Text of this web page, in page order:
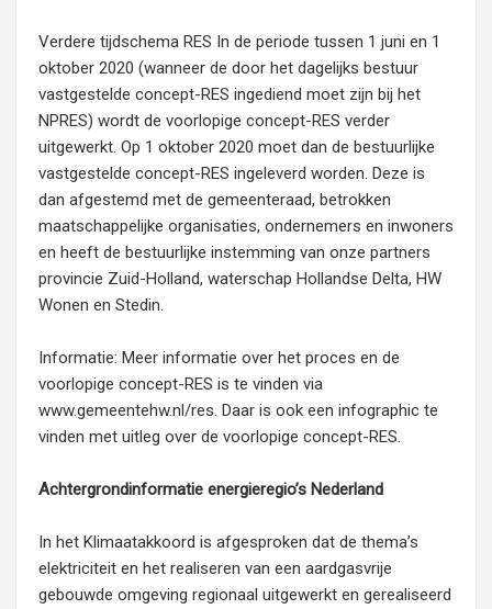
Verdere tijdschema RES In de periode tussen 1 juni en 1
oktober 2020 (wanneer de door het dagelijks bestuur
vastgestelde concept-RES ingediend moet zijn bij het
NPRES) wordt de voorlopige concept-RES verder
uitgewerkt. Op 1 oktober 2020 moet dan de bestuurlijke
vastgestelde concept-RES ingeleverd worden. Deze is
dan afgestemd met de gemeenteraad, betrokken
maatschappelijke organisaties, ondernemers en inwoners
en heeft de bestuurlijke instemming van onze partners
provincie Zuid-Holland, waterschap Hollandse Delta, HW
Wonen en Stedin.
Informatie: Meer informatie over het proces en de
voorlopige concept-RES is te vinden via
www.gemeentehw.nl/res. Daar is ook een infographic te
vinden met uitleg over de voorlopige concept-RES.
Achtergrondinformatie energieregio’s Nederland
In het Klimaatakkoord is afgesproken dat de thema’s
elektriciteit en het realiseren van een aardgasvrije
gebouwde omgeving regionaal uitgewerkt en gerealiseerd